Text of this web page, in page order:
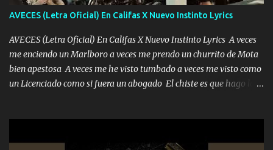
adoro
AVECES (Letra Oficial) En Califas X Nuevo Instinto Lyrics
AVECES (Letra Oficial) En Califas X Nuevo Instinto Lyrics A veces
me enciendo un Marlboro a veces me prendo un churrito de Mota
bien apestosa A veces me he visto tumbado a veces me visto como
un Licenciado como si fuera un abogado El chiste es que hago lo
corriente no quieren verte subir de level trucha mis plebes Música